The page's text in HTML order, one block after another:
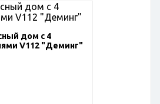
дом с 4
V112 "Деминг"